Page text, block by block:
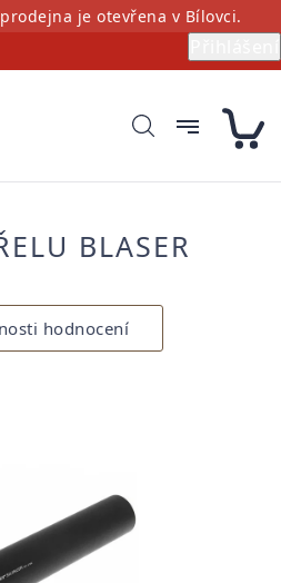
je otevřena v Bílovci.
BLASER
hodnocení